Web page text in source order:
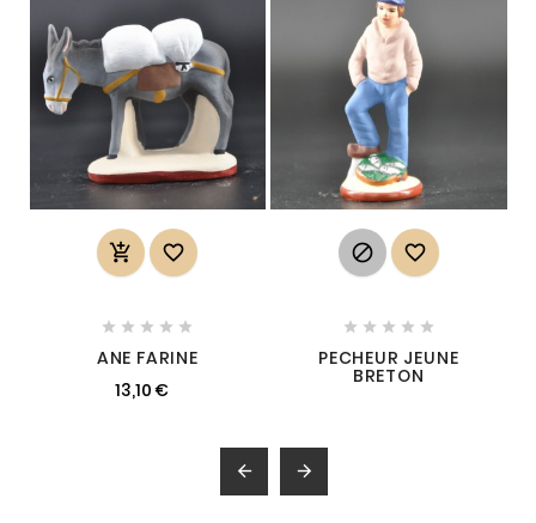
 
    
ANE FARINE
13,10 €
 
    
PECHEUR JEUNE
BRETON
 